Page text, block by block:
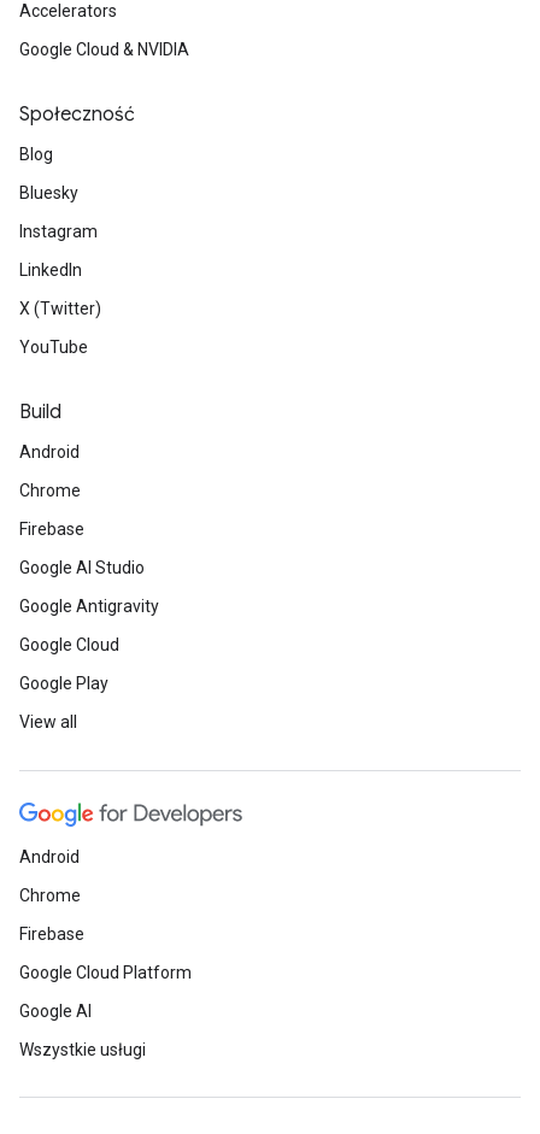
Accelerators
Google Cloud & NVIDIA
Społeczność
Blog
Bluesky
Instagram
LinkedIn
X (Twitter)
YouTube
Build
Android
Chrome
Firebase
Google AI Studio
Google Antigravity
Google Cloud
Google Play
View all
Android
Chrome
Firebase
Google Cloud Platform
Google AI
Wszystkie usługi